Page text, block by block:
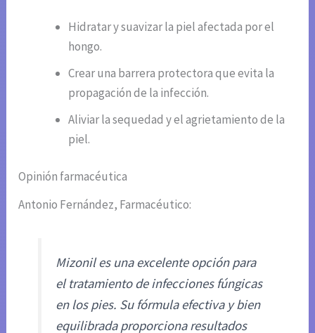
Hidratar y suavizar la piel afectada por el
hongo.
Crear una barrera protectora que evita la
propagación de la infección.
Aliviar la sequedad y el agrietamiento de la
piel.
Opinión farmacéutica
Antonio Fernández, Farmacéutico:
Mizonil es una excelente opción para
el tratamiento de infecciones fúngicas
en los pies. Su fórmula efectiva y bien
equilibrada proporciona resultados